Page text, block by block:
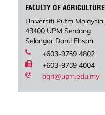
FACULTY OF AGRICULTURE
Universiti Putra Malaysia
43400 UPM Serdang
Selangor Darul Ehsan
+603-9769 4802
+603-9769 4004
agri@upm.edu.my